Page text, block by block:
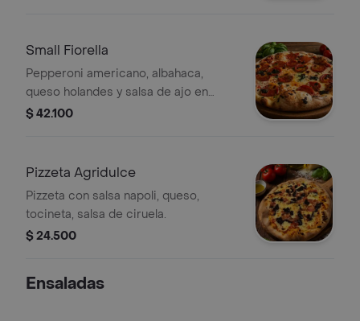
Small Fiorella
Pepperoni americano, albahaca,
queso holandes y salsa de ajo en
aceite de oliva 30 cm
$ 42.100
Pizzeta Agridulce
Pizzeta con salsa napoli, queso,
tocineta, salsa de ciruela.
$ 24.500
Ensaladas